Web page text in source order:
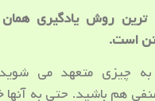
ترین روش یادگیری
است.
چیزی متعهد می شوید
هم باشید. حتی به